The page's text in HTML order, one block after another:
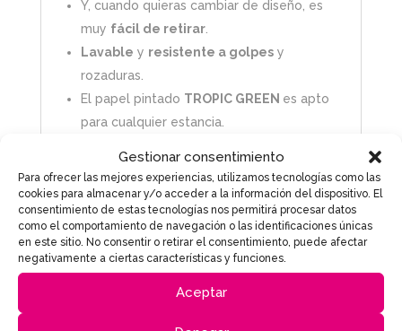
Gestionar consentimiento
Para ofrecer las mejores experiencias, utilizamos tecnologías como las
cookies para almacenar y/o acceder a la información del dispositivo. El
consentimiento de estas tecnologías nos permitirá procesar datos
como el comportamiento de navegación o las identificaciones únicas
en este sitio. No consentir o retirar el consentimiento, puede afectar
negativamente a ciertas características y funciones.
Aceptar
Y, cuando quieras cambiar de diseño, es
muy fácil de retirar.
Lavable y resistente a golpesy
rozaduras.
El papel pintado TROPIC GREEN es apto
para cualquier estancia.
agua, por eso es idóneo para decorar las
paredes de la cocina o el baño, incluso
en el interior de las duchas.
Termoformable: puedes moldear la
lámina a curvas y cantos de la superficie